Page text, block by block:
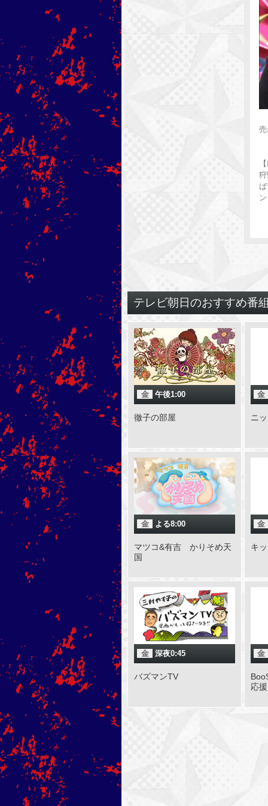
テレビ朝日のおすすめ番
金 午後1:00
徹子の部屋
金
ニ
金 よる8:00
マツコ&有吉 かりそめ天
国
金
キ
金 深夜0:45
バズマンTV
金
応